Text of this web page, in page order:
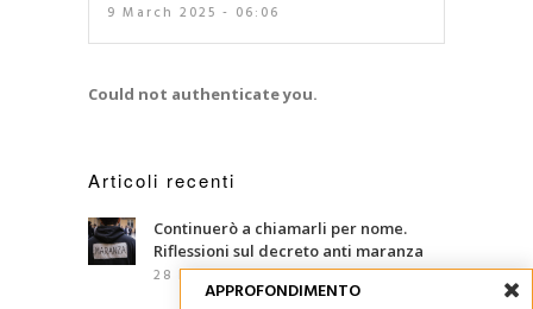
9 March 2025 - 06:06
Could not authenticate you.
Articoli recenti
Continuerò a chiamarli per nome.
Riflessioni sul decreto anti maranza
28 Luglio 2026 - 12:25
APPROFONDIMENTO